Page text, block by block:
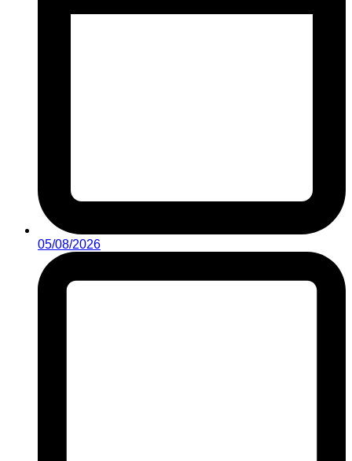
05/08/2026